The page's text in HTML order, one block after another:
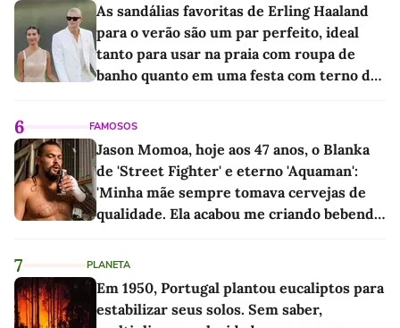
As sandálias favoritas de Erling Haaland
para o verão são um par perfeito, ideal
tanto para usar na praia com roupa de
banho quanto em uma festa com terno de
6 FAMOSOS
Jason Momoa, hoje aos 47 anos, o Blanka
de 'Street Fighter' e eterno 'Aquaman':
'Minha mãe sempre tomava cervejas de
qualidade. Ela acabou me criando bebendo
7 PLANETA
Em 1950, Portugal plantou eucaliptos para
estabilizar seus solos. Sem saber,